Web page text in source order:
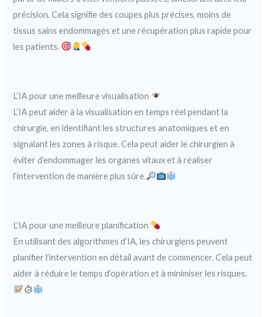
précision. Cela signifie des coupes plus précises, moins de
tissus sains endommagés et une récupération plus rapide pour
les patients.
L’IA pour une meilleure visualisation
L’IA peut aider à la visualisation en temps réel pendant la
chirurgie, en identifiant les structures anatomiques et en
signalant les zones à risque. Cela peut aider le chirurgien à
éviter d’endommager les organes vitaux et à réaliser
l’intervention de manière plus sûre.
L’IA pour une meilleure planification
En utilisant des algorithmes d’IA, les chirurgiens peuvent
planifier l’intervention en détail avant de commencer. Cela peut
aider à réduire le temps d’opération et à minimiser les risques.